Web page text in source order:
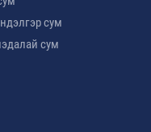
сум
сум